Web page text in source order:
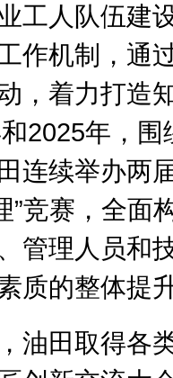
工人队伍建
作机制，通
，着力打造
2025年，围
连续举办两
”竞赛，全面
管理人员和
质的整体提
田取得各类